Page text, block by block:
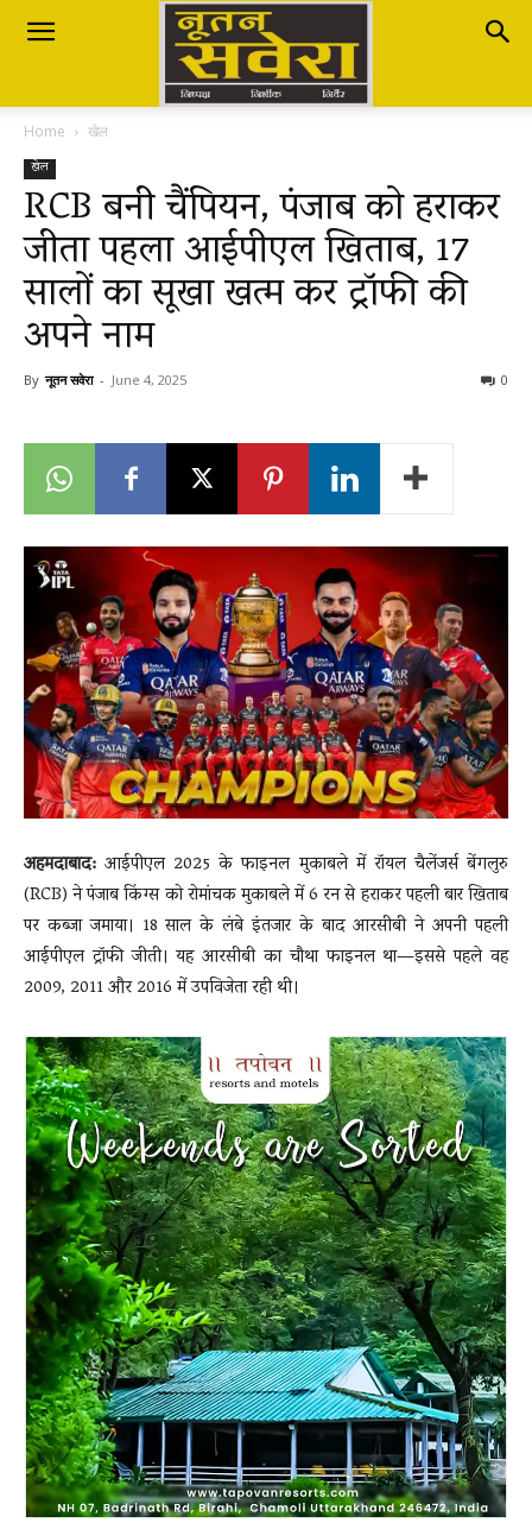
Nutan
Savera
नूतन
सवेरा
Breaking
LIVE
Home खेल
खेल
RCB बनी चैंपियन, पंजाब को हराकर
जीता पहला आईपीएल खिताब, 17
सालों का सूखा खत्म कर ट्रॉफी की
अपने नाम
By नूतन सवेरा - June 4, 2025 0
अहमदाबाद:आईपीएल 2025 के फाइनल मुकाबले में रॉयल चैलेंजर्स बेंगलुरु
(RCB) ने पंजाब किंग्स को रोमांचक मुकाबले में 6 रन से हराकर पहली बार खिताब
पर कब्जा जमाया। 18 साल के लंबे इंतजार के बाद आरसीबी ने अपनी पहली
आईपीएल ट्रॉफी जीती। यह आरसीबी का चौथा फाइनल था—इससे पहले वह
2009, 2011 और 2016 में उपविजेता रही थी।